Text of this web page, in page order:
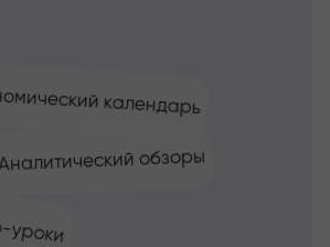
календарь
Аналитический обзоры
уроки